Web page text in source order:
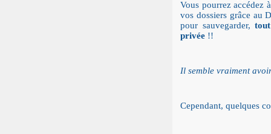
Vous pourrez accédez
vos dossiers grâce au
pour sauvegarder,
privée !!
Il semble vraiment
Cependant, quelques